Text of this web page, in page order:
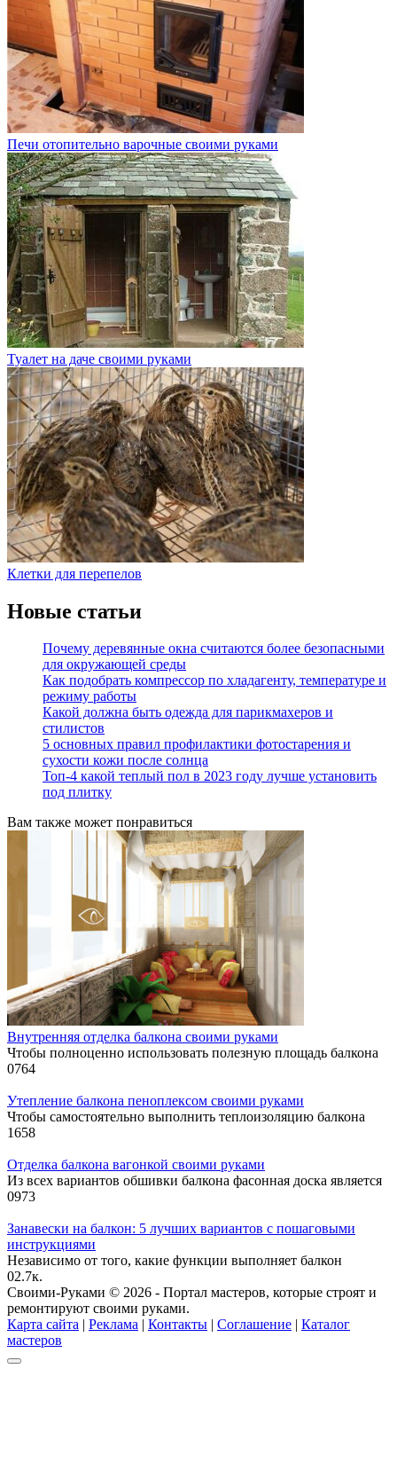
Печи отопительно варочные своими руками
Туалет на даче своими руками
Клетки для перепелов
Новые статьи
Почему деревянные окна считаются более безопасными
для окружающей среды
Как подобрать компрессор по хладагенту, температуре и
режиму работы
Какой должна быть одежда для парикмахеров и
стилистов
5 основных правил профилактики фотостарения и
сухости кожи после солнца
Топ-4 какой теплый пол в 2023 году лучше установить
под плитку
Вам также может понравиться
Внутренняя отделка балкона своими руками
Чтобы полноценно использовать полезную площадь балкона
0764
Утепление балкона пеноплексом своими руками
Чтобы самостоятельно выполнить теплоизоляцию балкона
1658
Отделка балкона вагонкой своими руками
Из всех вариантов обшивки балкона фасонная доска является
0973
Занавески на балкон: 5 лучших вариантов с пошаговыми
инструкциями
Независимо от того, какие функции выполняет балкон
02.7к.
Своими-Руками © 2026 - Портал мастеров, которые строят и
ремонтируют своими руками.
Карта сайта | Реклама | Контакты | Соглашение | Каталог
мастеров